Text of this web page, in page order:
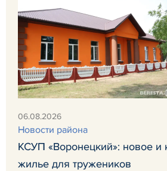
06.08.2026
Новости района
КСУП «Воронецкий»: новое и
жилье для тружеников